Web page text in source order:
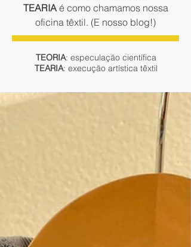
TEARIA é como chamamos nossa
oficina têxtil. (E nosso blog!)
TEORIA: especulação científica
TEARIA: execução artística têxtil